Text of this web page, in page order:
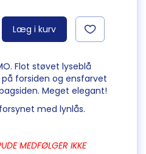
Læg i kurv
Flot støvet lyseblå
forsiden og ensfarvet
Meget elegant!
med lynlås.
MEDFØLGER IKKE